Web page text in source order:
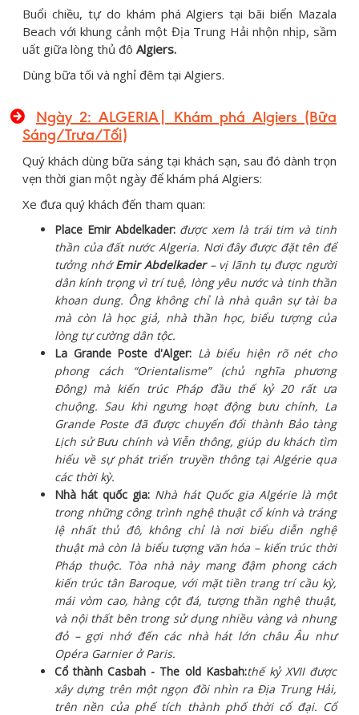
Buổi chiều, tự do khám phá Algiers tại bãi biển Mazala
Beach với khung cảnh một Địa Trung Hải nhộn nhịp, sầm
uất giữa lòng thủ đô Algiers.
Dùng bữa tối và nghỉ đêm tại Algiers.
Ngày 2: ALGERIA| Khám phá Algiers (Bữa
Sáng/Trưa/Tối)
Quý khách dùng bữa sáng tại khách sạn, sau đó dành trọn
vẹn thời gian một ngày để khám phá Algiers:
Xe đưa quý khách đến tham quan:
Place Emir Abdelkader: được xem là trái tim và tinh
thần của đất nước Algeria. Nơi đây được đặt tên để
tưởng nhớEmir Abdelkader– vị lãnh tụ được người
dân kính trọng vì trí tuệ, lòng yêu nước và tinh thần
khoan dung. Ông không chỉ là nhà quân sự tài ba
mà còn là học giả, nhà thần học, biểu tượng của
lòng tự cường dân tộc.
La Grande Poste d'Alger: Là biểu hiện rõ nét cho
phong cách “Orientalisme” (chủ nghĩa phương
Đông) mà kiến trúc Pháp đầu thế kỷ 20 rất ưa
chuộng. Sau khi ngưng hoạt động bưu chính, La
Grande Poste đã được chuyển đổi thành Bảo tàng
Lịch sử Bưu chính và Viễn thông, giúp du khách tìm
hiểu về sự phát triển truyền thông tại Algérie qua
các thời kỳ.
Nhà hát quốc gia: Nhà hát Quốc gia Algérie là một
trong những công trình nghệ thuật cổ kính và tráng
lệ nhất thủ đô, không chỉ là nơi biểu diễn nghệ
thuật mà còn là biểu tượng văn hóa – kiến trúc thời
Pháp thuộc. Tòa nhà này mang đậm phong cách
kiến trúc tân Baroque, với mặt tiền trang trí cầu kỳ,
mái vòm cao, hàng cột đá, tượng thần nghệ thuật,
và nội thất bên trong sử dụng nhiều vàng và nhung
đỏ – gợi nhớ đến các nhà hát lớn châu Âu như
Opéra Garnier ở Paris.
Cổ thành Casbah - The old Kasbah:thế kỷ XVII được
xây dựng trên một ngọn đồi nhìn ra Địa Trung Hải,
trên nền của phế tích thành phố thời cổ đại. Cổ